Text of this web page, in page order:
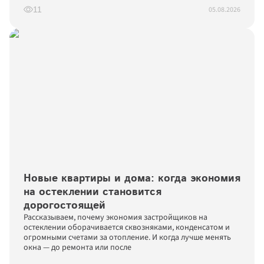
11 05.08.2026
Новые квартиры и дома: когда экономия
на остеклении становится
дорогостоящей
Рассказываем, почему экономия застройщиков на
остеклении оборачивается сквозняками, конденсатом и
огромными счетами за отопление. И когда лучше менять
окна — до ремонта или после